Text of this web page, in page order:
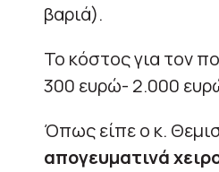
βαριά).
Το κόστος για τον
300 ευρώ- 2.000
Όπως είπε ο κ.
απογευματινά